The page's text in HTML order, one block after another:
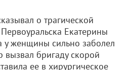
о трагической
Екатерины
женщины сильно заболел
вызвал бригаду скорой
ее в хирургическое